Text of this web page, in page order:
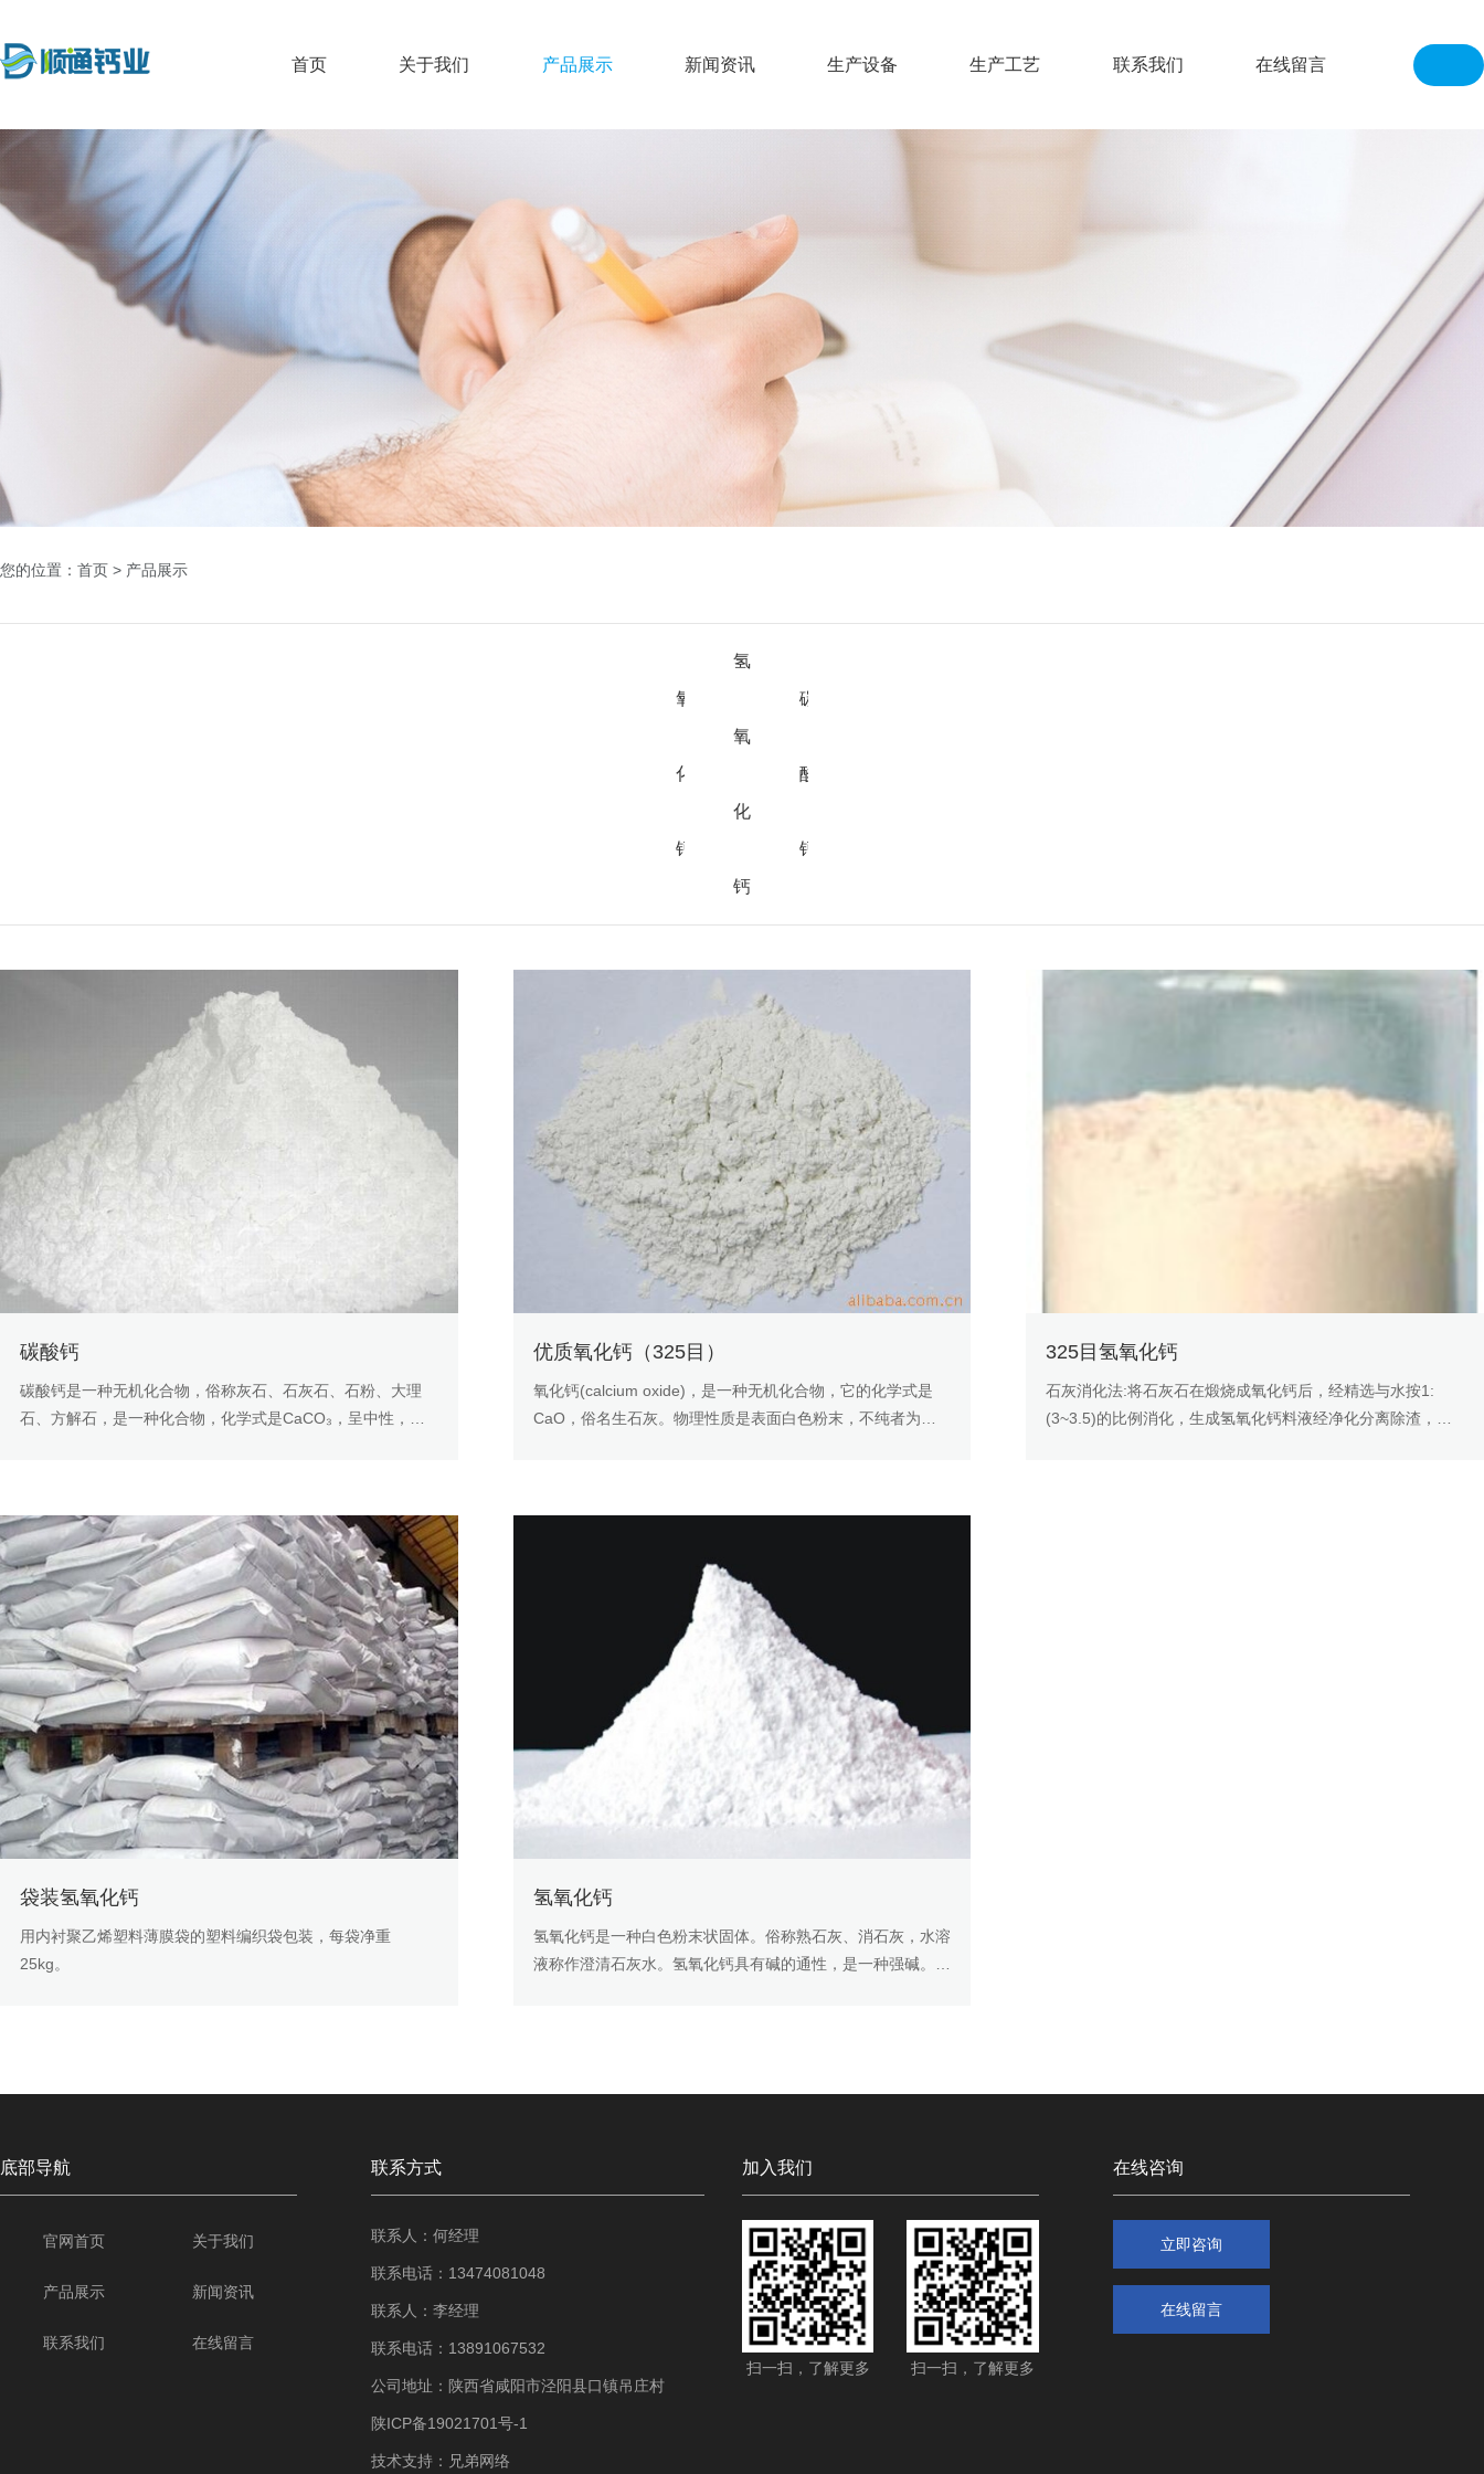
首页 关于我们 产品展示 新闻资讯 生产设备 生产工艺 联系我们 在线留言
您的位置：首页 > 产品展示
氧
化
钙
氢
氧
化
钙
碳
酸
钙
碳酸钙
碳酸钙是一种无机化合物，俗称灰石、石灰石、石粉、大理
石、方解石，是一种化合物，化学式是CaCO₃，呈中性，基
优质氧化钙（325目）
氧化钙(calcium oxide)，是一种无机化合物，它的化学式是
CaO，俗名生石灰。物理性质是表面白色粉末，不纯者为灰
325目氢氧化钙
石灰消化法:将石灰石在煅烧成氧化钙后，经精选与水按1:
(3~3.5)的比例消化，生成氢氧化钙料液经净化分离除渣，再
袋装氢氧化钙
用内衬聚乙烯塑料薄膜袋的塑料编织袋包装，每袋净重
25kg。
氢氧化钙
氢氧化钙是一种白色粉末状固体。俗称熟石灰、消石灰，水溶
液称作澄清石灰水。氢氧化钙具有碱的通性，是一种强碱。氢
底部导航
官网首页 关于我们
产品展示 新闻资讯
联系我们 在线留言
联系方式
联系人：何经理
联系电话：13474081048
联系人：李经理
联系电话：13891067532
公司地址：陕西省咸阳市泾阳县口镇吊庄村
陕ICP备19021701号-1
技术支持： 兄弟网络
加入我们
扫一扫，了解更多 扫一扫，了解更多
在线咨询
立即咨询
在线留言